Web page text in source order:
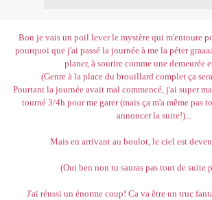
Bon je vais un poil lever le mystère qui m'entoure
pourquoi que j'ai passé la journée à me la péter
planer, à sourire comme une demeurée
(Genre à la place du brouillard complet ça
Pourtant la journée avait mal commencé, j'ai super
tourné 3/4h pour me garer (mais ça m'a même pas
annoncer la suite!)...
Mais en arrivant au boulot, le ciel est
(Oui ben non tu sauras pas tout de suite
J'ai réussi un énorme coup! Ca va être un truc